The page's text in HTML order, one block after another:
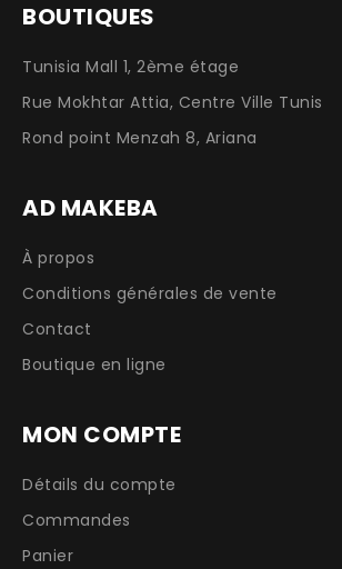
BOUTIQUES
Tunisia Mall 1, 2ème étage
Rue Mokhtar Attia, Centre Ville Tunis
Rond point Menzah 8, Ariana
AD MAKEBA
À propos
Conditions générales de vente
Contact
Boutique en ligne
MON COMPTE
Détails du compte
Commandes
Panier